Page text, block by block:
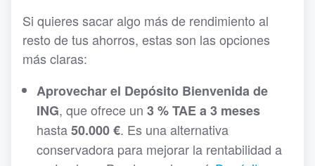
Si quieres sacar algo más de rendimiento al
resto de tus ahorros, estas son las opciones
más claras:
Aprovechar el Depósito Bienvenida de
ING, que ofrece un 3 % TAE a 3 meses
hasta50.000 €. Es una alternativa
conservadora para mejorar la rentabilidad a